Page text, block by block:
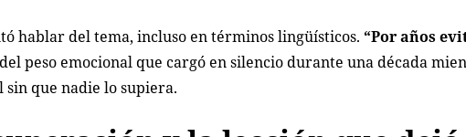
hablar del tema, incluso en términos lingüísticos. “Por años
peso emocional que cargó en silencio durante una década
que nadie lo supiera.